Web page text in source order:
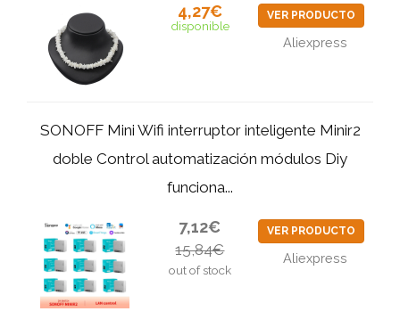
4,27€
disponible
VER PRODUCTO
Aliexpress
SONOFF Mini Wifi interruptor inteligente Minir2
doble Control automatización módulos Diy
funciona...
7,12€
15,84€
out of stock
VER PRODUCTO
Aliexpress